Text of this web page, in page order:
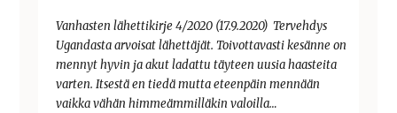
Vanhasten lähettikirje 4/2020 (17.9.2020) Tervehdys
Ugandasta arvoisat lähettäjät. Toivottavasti kesänne on
mennyt hyvin ja akut ladattu täyteen uusia haasteita
varten. Itsestä en tiedä mutta eteenpäin mennään
vaikka vähän himmeämmilläkin valoilla…